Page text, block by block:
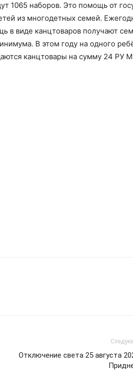
1065 наборов. Это помощь от
из многодетных семей.
в виде канцтоваров получают
В этом году на одного
канцтовары на сумму 24 РУ
Отключение света 25 августа